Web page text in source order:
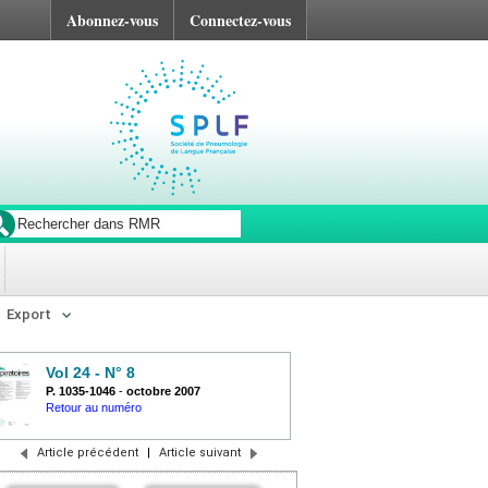
Abonnez-vous Connectez-vous
Export
Vol 24 - N° 8
P. 1035-1046 - octobre 2007
Retour au numéro
Article précédent | Article suivant